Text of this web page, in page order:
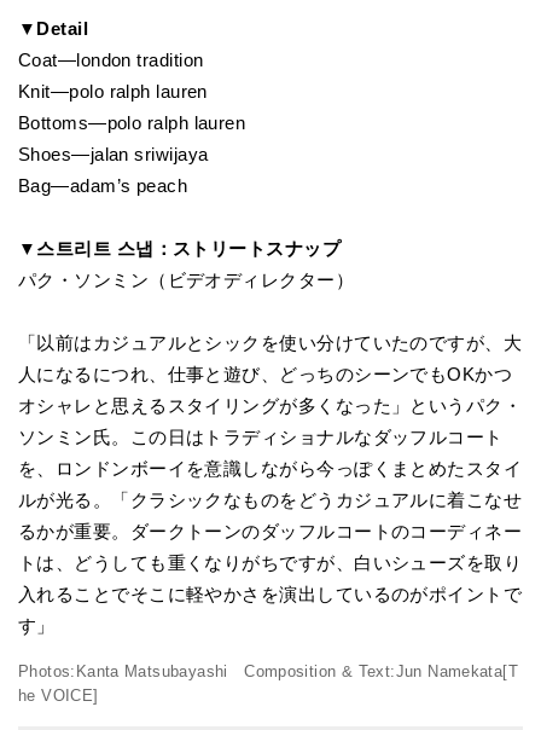
▼Detail
Coat—london tradition
Knit—polo ralph lauren
Bottoms—polo ralph lauren
Shoes—jalan sriwijaya
Bag—adam’s peach
▼스트리트 스냅：ストリートスナップ
パク・ソンミン（ビデオディレクター）
「以前はカジュアルとシックを使い分けていたのですが、大
人になるにつれ、仕事と遊び、どっちのシーンでもOKかつ
オシャレと思えるスタイリングが多くなった」というパク・
ソンミン氏。この日はトラディショナルなダッフルコート
を、ロンドンボーイを意識しながら今っぽくまとめたスタイ
ルが光る。「クラシックなものをどうカジュアルに着こなせ
るかが重要。ダークトーンのダッフルコートのコーディネー
トは、どうしても重くなりがちですが、白いシューズを取り
入れることでそこに軽やかさを演出しているのがポイントで
す」
Photos:Kanta Matsubayashi Composition & Text:Jun Namekata[T
he VOICE]